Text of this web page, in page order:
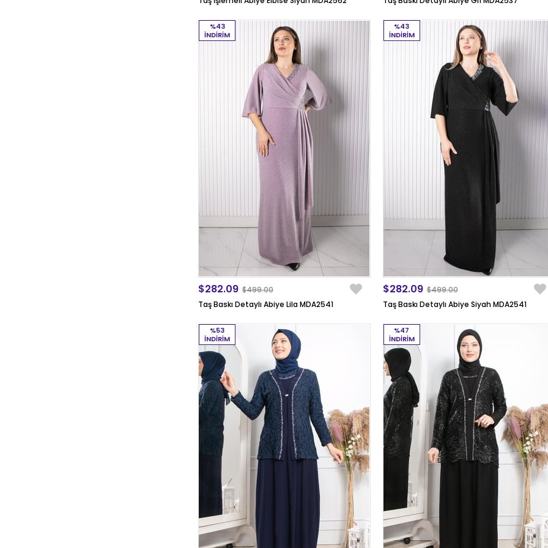
Taş Baskı Detaylı Abiye Lila MDA2541
$282.09 $499.00
%43
İNDIRIM
Taş Baskı Detaylı Abiye Siyah MDA2541
$282.09 $499.00
%43
İNDIRIM
%53
İNDIRIM
%47
İNDIRIM